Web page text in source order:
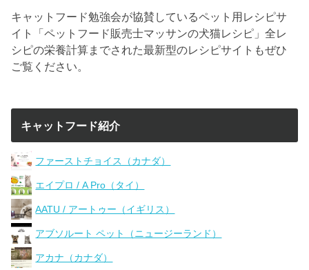
キャットフード勉強会が協賛しているペット用レシピサ
イト「ペットフード販売士マッサンの犬猫レシピ」全レ
シピの栄養計算までされた最新型のレシピサイトもぜひ
ご覧ください。
キャットフード紹介
ファーストチョイス（カナダ）
エイプロ / A Pro（タイ）
AATU / アートゥー（イギリス）
アブソルート ペット（ニュージーランド）
アカナ（カナダ）